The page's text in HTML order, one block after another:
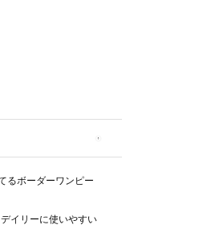
るボーダーワンピー
イリーに使いやすい